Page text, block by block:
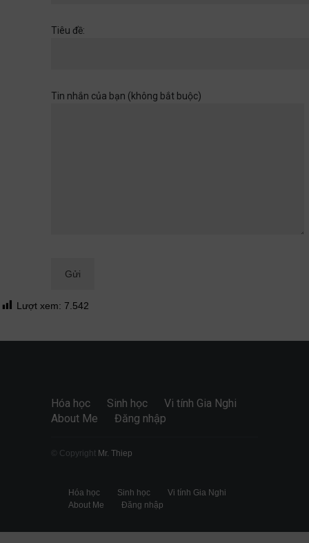
Tiêu đề:
Tin nhắn của bạn (không bắt buộc)
Lượt xem: 7.542
Hóa học Sinh học
Vi tính Gia Nghi
About Me
Đăng nhập
© Copyright Mr. Thiep
Hóa học Sinh học
Vi tính Gia Nghi
About Me
Đăng nhập